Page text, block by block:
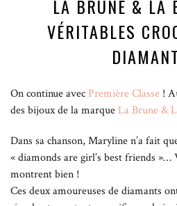
LA BRUNE & LA
VÉRITABLES
On continue avec Première Classe !
des bijoux de la marque La Brune &
Dans sa chanson, Maryline n’a fait
« diamonds are girl’s best friends »…
montrent bien !
Ces deux amoureuses de diamants